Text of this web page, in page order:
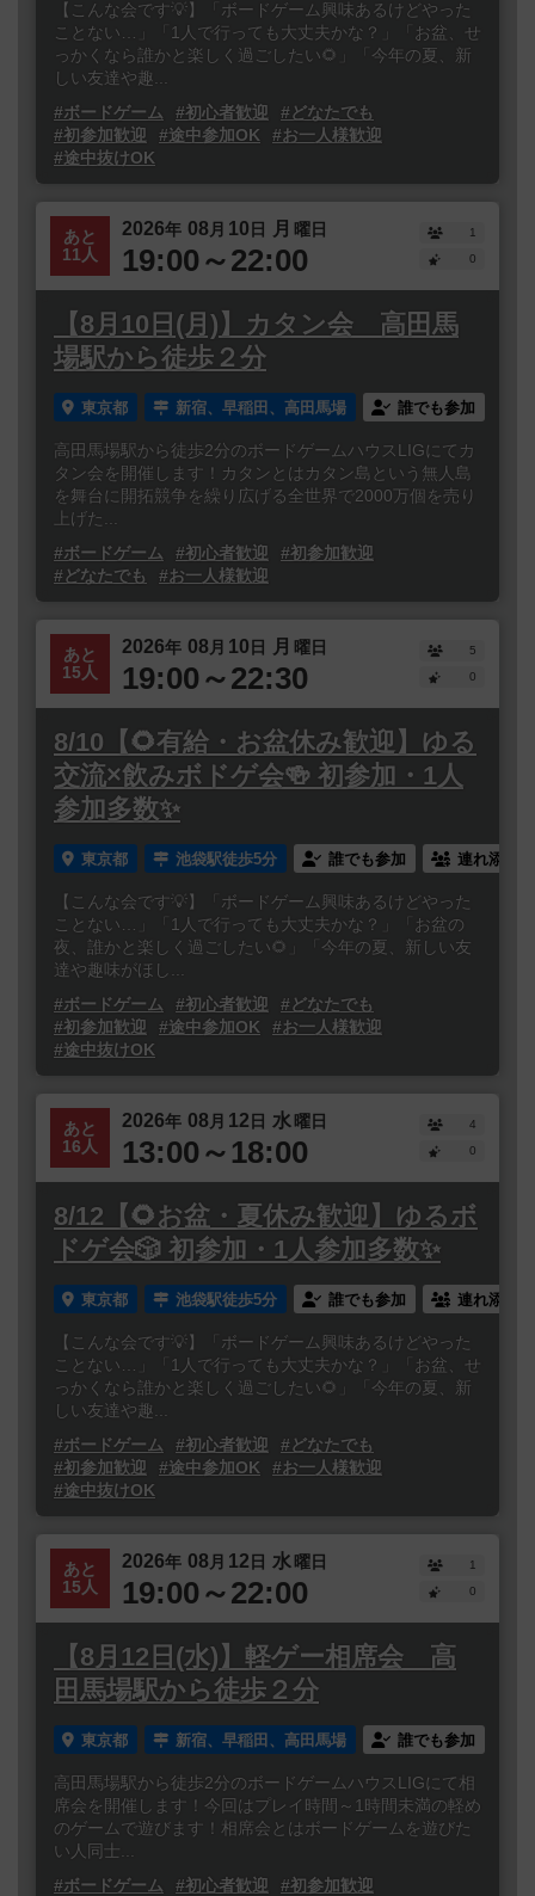
【こんな会です💡】「ボードゲーム興味あるけどやった
ことない…」「1人で行っても大丈夫かな？」「お盆、せ
っかくなら誰かと楽しく過ごしたい🌻」「今年の夏、新
しい友達や趣...
#ボードゲーム
#初心者歓迎
#どなたでも
#初参加歓迎
#途中参加OK
#お一人様歓迎
#途中抜けOK
あと
11人
2026年 08 月 10日 月 曜日
19:00～22:00
1
0
【8月10日(月)】カタン会 高田馬
場駅から徒歩２分
東京都 新宿、早稲田、高田馬場 誰でも参加
高田馬場駅から徒歩2分のボードゲームハウスLIGにてカ
タン会を開催します！カタンとはカタン島という無人島
を舞台に開拓競争を繰り広げる全世界で2000万個を売り
上げた...
#ボードゲーム
#初心者歓迎
#初参加歓迎
#どなたでも
#お一人様歓迎
あと
15人
2026年 08 月 10日 月 曜日
19:00～22:30
5
0
8/10【🌻有給・お盆休み歓迎】ゆる
交流×飲みボドゲ会🍻 初参加・1人
参加多数✨
東京都 池袋駅徒歩5分 誰でも参加 連れ添い
【こんな会です💡】「ボードゲーム興味あるけどやった
ことない…」「1人で行っても大丈夫かな？」「お盆の
夜、誰かと楽しく過ごしたい🌻」「今年の夏、新しい友
達や趣味がほし...
#ボードゲーム
#初心者歓迎
#どなたでも
#初参加歓迎
#途中参加OK
#お一人様歓迎
#途中抜けOK
あと
16人
2026年 08 月 12日 水曜日
13:00～18:00
4
0
8/12【🌻お盆・夏休み歓迎】ゆるボ
ドゲ会🎲 初参加・1人参加多数✨
東京都 池袋駅徒歩5分 誰でも参加 連れ添い
【こんな会です💡】「ボードゲーム興味あるけどやった
ことない…」「1人で行っても大丈夫かな？」「お盆、せ
っかくなら誰かと楽しく過ごしたい🌻」「今年の夏、新
しい友達や趣...
#ボードゲーム
#初心者歓迎
#どなたでも
#初参加歓迎
#途中参加OK
#お一人様歓迎
#途中抜けOK
あと
15人
2026年 08 月 12日 水曜日
19:00～22:00
1
0
【8月12日(水)】軽ゲー相席会 高
田馬場駅から徒歩２分
東京都 新宿、早稲田、高田馬場 誰でも参加
高田馬場駅から徒歩2分のボードゲームハウスLIGにて相
席会を開催します！今回はプレイ時間～1時間未満の軽め
のゲームで遊びます！相席会とはボードゲームを遊びた
い人同士...
#ボードゲーム
#初心者歓迎
#初参加歓迎